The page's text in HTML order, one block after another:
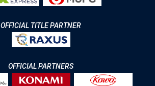
OFFICIAL TITLE PARTNER
OFFICIAL PARTNERS